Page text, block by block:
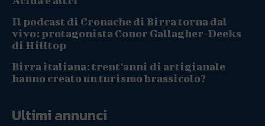
Il podcast di Cronache di Birra torna dal
vivo: protagonista Conor Gallagher-Deeks
di Hilltop
Birra italiana: trent’anni di artigianale
hanno creato un turismo brassicolo?
Ultimi annunci